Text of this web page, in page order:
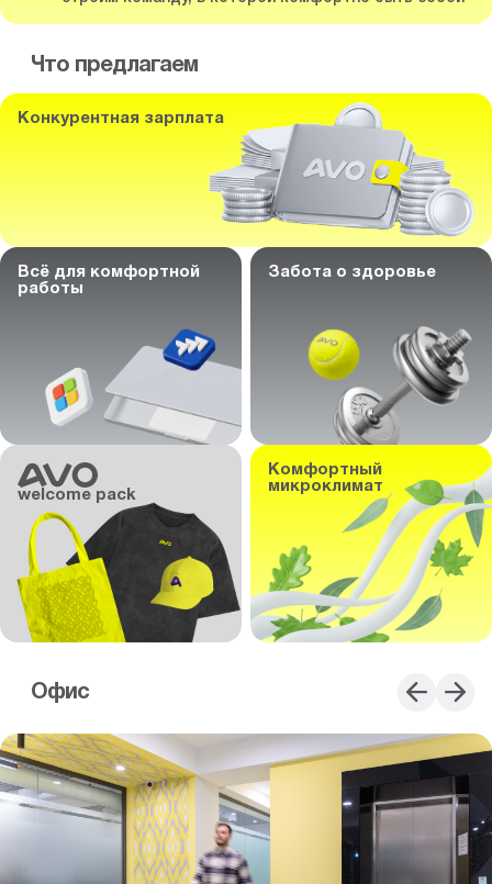
Что предлагаем
Конкурентная зарплата
Всё для комфортной
работы
Забота о здоровье
welcome pack
Комфортный
микроклимат
Офис